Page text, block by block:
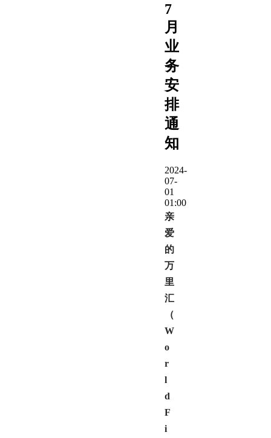
7
月
业
务
安
排
通
知
2024-
07-
01
01:00
亲
爱
的
万
里
汇
（
W
o
r
l
d
F
i